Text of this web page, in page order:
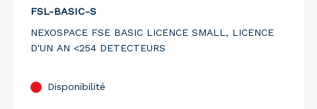
FSL-BASIC-S
NEXOSPACE FSE BASIC LICENCE SMALL, LICENCE
D'UN AN <254 DETECTEURS
Disponibilité